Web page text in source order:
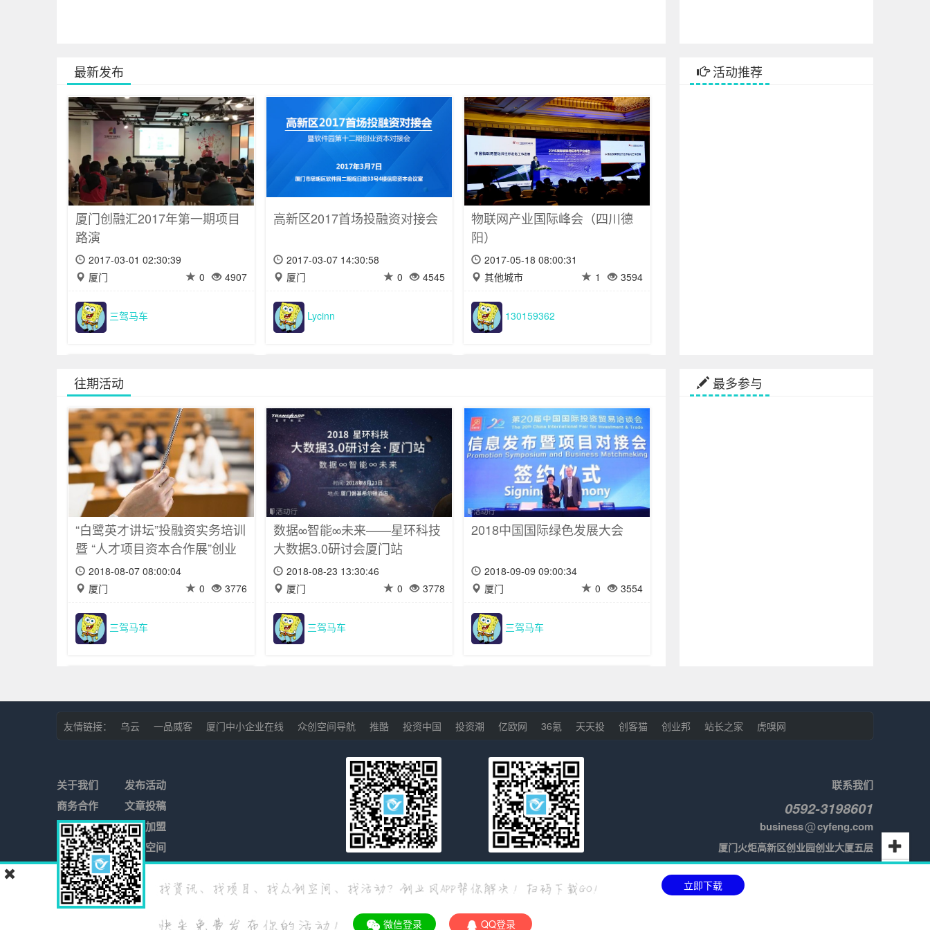
最新发布
厦门创融汇2017年第一期项目
路演
2017-03-01 02:30:39
厦门
4907
0
三驾马车
高新区2017首场投融资对接会
2017-03-07 14:30:58
厦门
4545
0
Lycinn
物联网产业国际峰会（四川德
阳）
2017-05-18 08:00:31
其他城市
3594
1
130159362
慕尼黑上海电子展
2017-03-14 08:00:06
上海
3500
0
130159362
2017中国新经济出海峰会暨第
二届中印互联网对话大会
2017-03-16 08:00:48
北京
3370
0
Lycinn
中国海外人才创新创业项目大
赛
2017-03-05 00:00:26
长春
4313
0
130159362
2017年小微企业创业创新大赛
2017-03-01 00:00:04
厦门
130159362
ACM图灵50周年大会 - 中国
2017-05-12 08:30:23
4669
0
SDCC 2017互联网应用架构实
战峰会
2017-03-19 08:00:43
上海
Lycinn
活动推荐
往期活动
“白鹭英才讲坛”投融资实务培训
暨 “人才项目资本合作展”创业
融资辅导 活动方案
2018-08-07 08:00:04
厦门
3776
0
三驾马车
数据∞智能∞未来——星环科技
大数据3.0研讨会厦门站
2018-08-23 13:30:46
厦门
3778
0
三驾马车
2018中国国际绿色发展大会
2018-09-09 09:00:34
厦门
3554
0
三驾马车
区块链｜人工智能｜AI｜大数
据｜车联网，这里都有！第五
届中国国际物联网高峰论坛
2018-07-06 09:00:26
厦门
三驾马车
厦门市“绿色节能”资本对接活动
2018-06-15 15:00:50
3909
0
三驾马车
2018中国外汇投资交易峰会
2018-04-20 08:00:13
上海
sunshine
最多参与
立即下载
微信登录 QQ登录
友情链接： 乌云 一品威客 厦门中小企业在线 众创空间导航 推酷 投资中国 投资潮 亿欧网 36氪 天天投 创客猫 创业邦 站长之家 虎嗅网
关于我们
商务合作
加入我们
发布活动
文章投稿
项目加盟
众创空间
发布直播
联系我们
0592-3198601
business cyfeng.com
厦门火炬高新区创业园创业大厦五层
Copyright © 2015-2026 创业风. 厦门市三驾马车网络科技有限公司